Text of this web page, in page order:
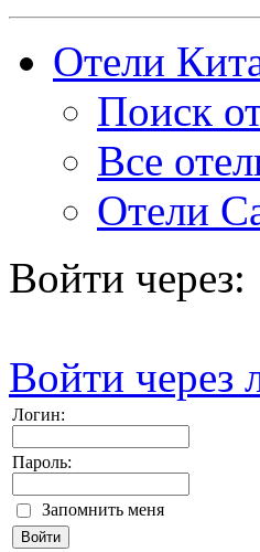
Отели
Поиск
Все
Отели
Войти через:
Войти через
Логин:
Пароль:
Запомнить меня